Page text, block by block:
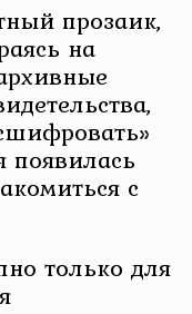
прозаик,
на
появилась
с
только для